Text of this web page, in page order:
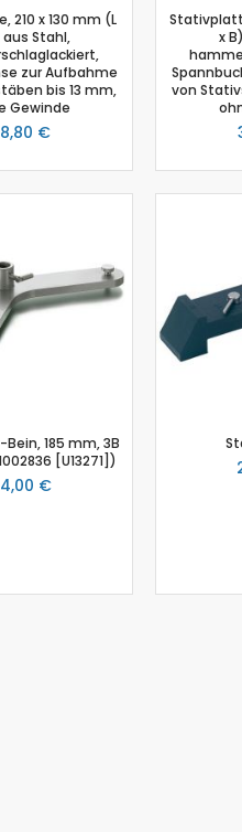
210 x 130 mm (L
aus Stahl,
zur Aufbahme
bis 13 mm,
Gewinde
€
x
von
185 mm, 3B
[U13271])
€